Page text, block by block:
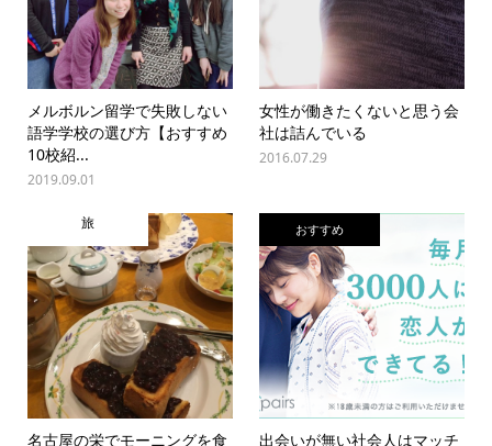
メルボルン留学で失敗しない
語学学校の選び方【おすすめ
10校紹...
2019.09.01
女性が働きたくないと思う会
社は詰んでいる
2016.07.29
旅
名古屋の栄でモーニングを食
おすすめ
出会いが無い社会人はマッチ